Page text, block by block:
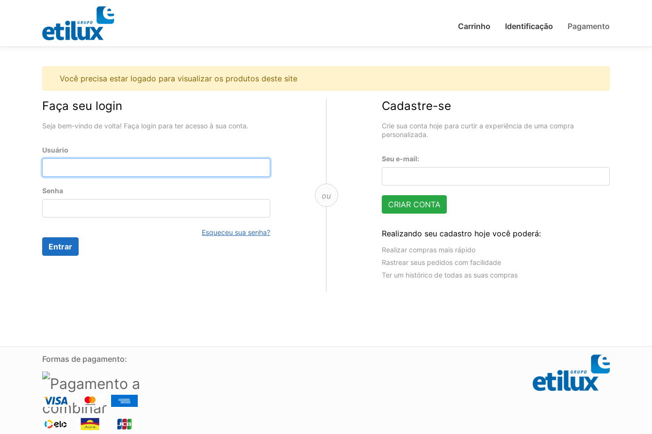
Carrinho Identificação Pagamento
Você precisa estar logado para visualizar os produtos deste site
Faça seu login
Seja bem-vindo de volta! Faça login para ter acesso à sua conta.
Usuário
Senha
Esqueceu sua senha?
ou
Cadastre-se
Crie sua conta hoje para curtir a experiência de uma compra
personalizada.
Seu e-mail:
CRIAR CONTA
Realizando seu cadastro hoje você poderá:
Realizar compras mais rápido
Rastrear seus pedidos com facilidade
Ter um histórico de todas as suas compras
Formas de pagamento: